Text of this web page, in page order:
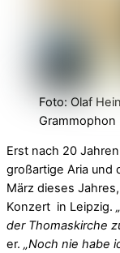
Foto: Olaf
Grammophon
Erst nach 20
großartige Aria und
März dieses
Konzert in Leipzig.
der Thomaskirche
er. „Noch nie habe